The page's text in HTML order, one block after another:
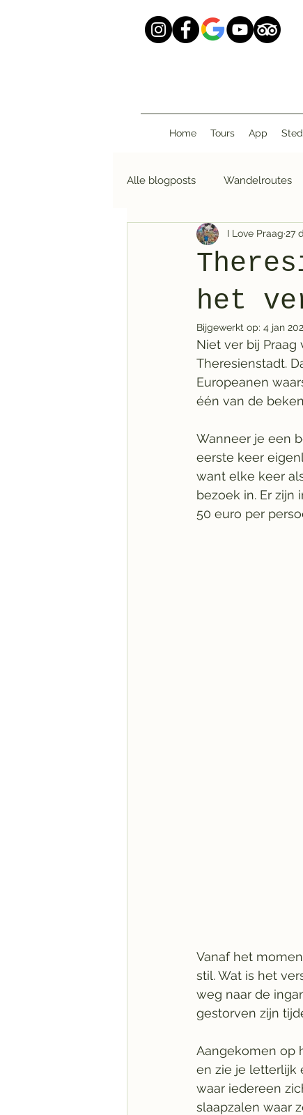
Home Tours App
Alle blogposts Wandelroutes
I Love Walking
het
I Love Praag 27
Bijgewerkt op: 4 jan
Niet ver bij
Theresienstadt.
Europeanen
één van de
Wanneer je een
eerste keer
want elke keer
bezoek in. Er zijn
50 euro per
Vanaf het
stil. Wat is het
weg naar de
gestorven zijn
Aangekomen op
en zie je letterlijk
waar iedereen
slaapzalen waar